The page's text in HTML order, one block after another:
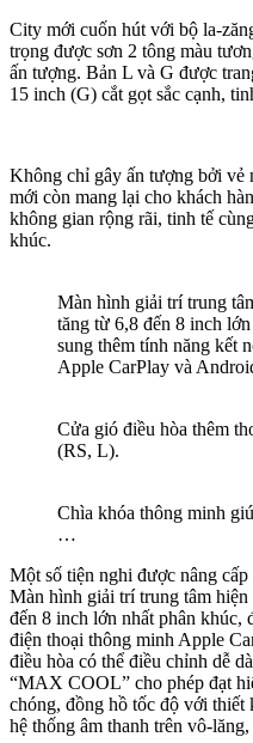
City mới cuốn hút với bộ la-
trọng được sơn 2 tông màu
ấn tượng. Bản L và G được
15 inch (G) cắt gọt sắc cạnh,
Không chỉ gây ấn tượng bởi vẻ
mới còn mang lại cho khách
không gian rộng rãi, tinh tế
khúc.
Màn hình giải trí trung
tăng từ 6,8 đến 8 inch
sung thêm tính năng kết
Apple CarPlay và
Cửa gió điều hòa thêm
(RS, L).
Chìa khóa thông minh
…
Một số tiện nghi được nâng
Màn hình giải trí trung tâm
đến 8 inch lớn nhất phân khúc,
điện thoại thông minh Apple
điều hòa có thể điều chỉnh dễ
“MAX COOL” cho phép đạt
chóng, đồng hồ tốc độ với thiết
hệ thống âm thanh trên vô-